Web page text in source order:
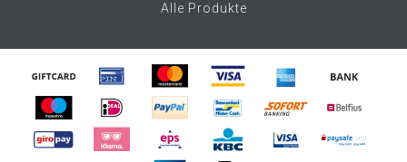
Alle Produkte